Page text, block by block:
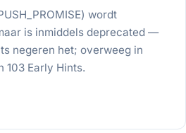
wordt
is inmiddels deprecated —
negeren het; overweeg in
103 Early Hints.